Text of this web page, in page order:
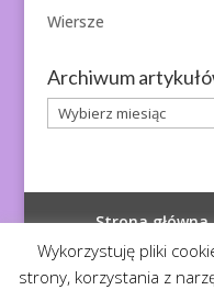
Wiersze
Archiwum
Archiwum
artykułów
Strona główna
Wykorzystuję pliki
strony, korzystania z